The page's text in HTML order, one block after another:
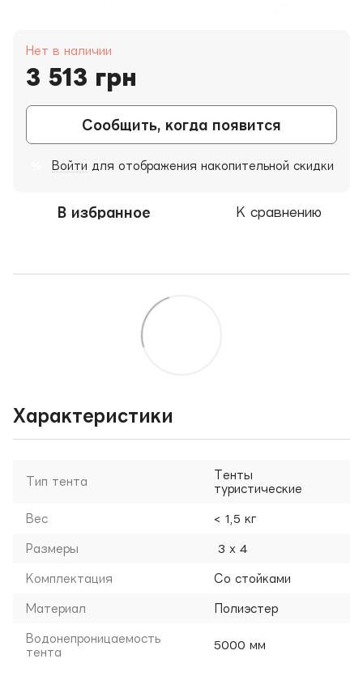
Нет в наличии
3 513 грн
Сообщить, когда появится
Войти для отображения накопительной скидки
В избранное К сравнению
Характеристики
Тип тента
Тенты
туристические
Вес < 1,5 кг
Размеры 3 х 4
Комплектация Со стойками
Материал Полиэстер
Водонепроницаемость
тента
5000 мм